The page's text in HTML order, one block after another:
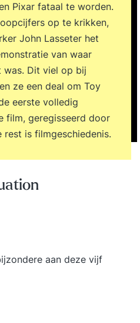
Pixar fataal te worden.
op te krikken,
John Lasseter het
van waar
was. Dit viel op bij
ze een deal om Toy
eerste volledig
film, geregisseerd door
rest is filmgeschiedenis.
aan deze vijf